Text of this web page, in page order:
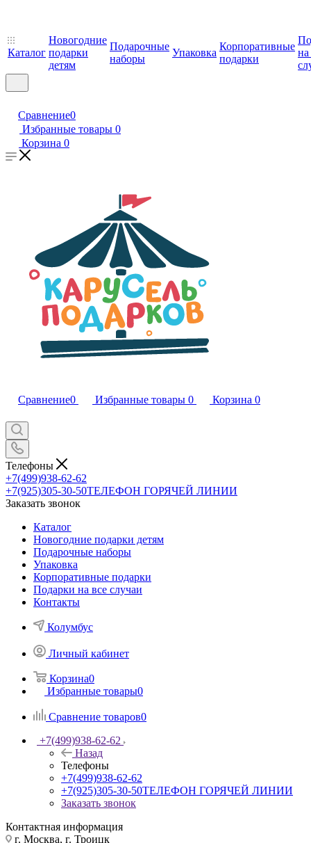
Каталог
Новогодние
подарки
детям
Подарочные
наборы
Упаковка
Корпоративные
подарки
на
Сравнение0
Избранные товары 0
Корзина 0
Сравнение0 Избранные товары 0 Корзина 0
Телефоны
+7(499)938-62-62
+7(925)305-30-50ТЕЛЕФОН ГОРЯЧЕЙ ЛИНИИ
Заказать звонок
Каталог
Новогодние подарки детям
Подарочные наборы
Упаковка
Корпоративные подарки
Подарки на все случаи
Контакты
Колумбус
Личный кабинет
Корзина0
Избранные товары0
Сравнение товаров0
+7(499)938-62-62
Назад
Телефоны
+7(499)938-62-62
+7(925)305-30-50ТЕЛЕФОН ГОРЯЧЕЙ ЛИНИИ
Заказать звонок
Контактная информация
г. Москва, г. Троицк